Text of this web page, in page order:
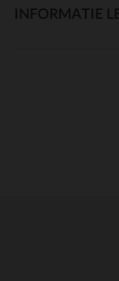
INFORMATIE